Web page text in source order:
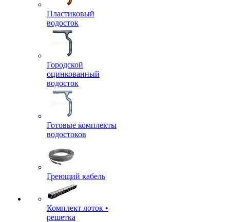
Пластиковый
водосток
Городской
оцинкованный
водосток
Готовые комплекты
водостоков
Греющий кабель
Комплект лоток •
решетка